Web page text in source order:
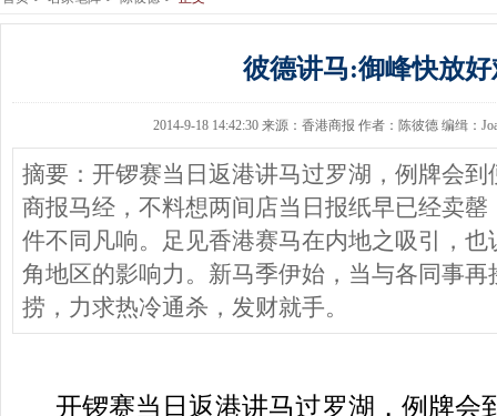
彼德讲马:御峰快放
2014-9-18 14:42:30 来源：香港商报 作者：陈彼德 编缉：
摘要：开锣赛当日返港讲马过罗湖，例牌会
商报马经，不料想两间店当日报纸早已经卖
件不同凡响。足见香港赛马在内地之吸引，
角地区的影响力。新马季伊始，当与各同事
捞，力求热冷通杀，发财就手。
开锣赛当日返港讲马过罗湖，例牌会